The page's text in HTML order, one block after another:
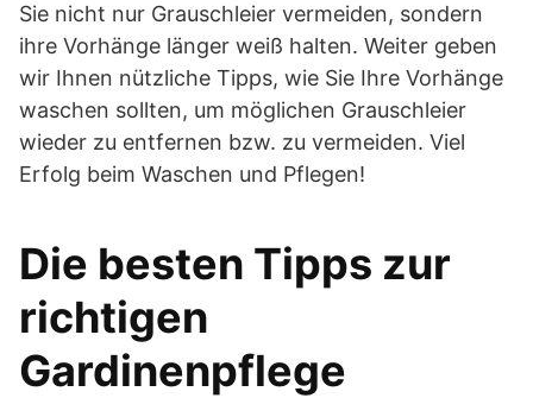
Sie nicht nur Grauschleier vermeiden, sondern
ihre Vorhänge länger weiß halten. Weiter geben
wir Ihnen nützliche Tipps, wie Sie Ihre Vorhänge
waschen sollten, um möglichen Grauschleier
wieder zu entfernen bzw. zu vermeiden. Viel
Erfolg beim Waschen und Pflegen!
Die besten Tipps zur
richtigen
Gardinenpflege